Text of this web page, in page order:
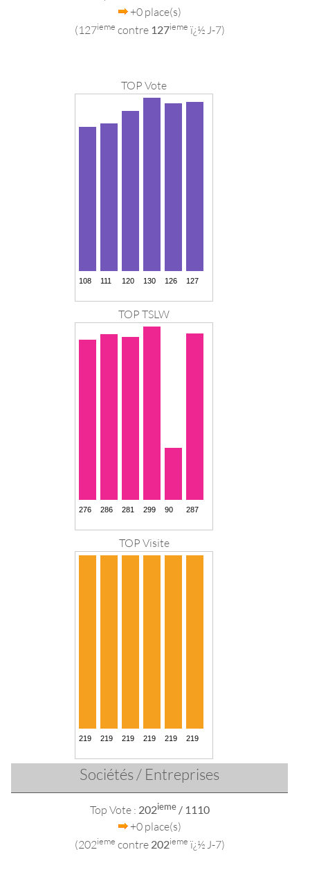
+0 place(s)
(127ieme contre 127ieme ï¿½ J-7)
TOP Vote
TOP TSLW
TOP Visite
Sociétés / Entreprises
Top Vote : 202ieme/ 1110
+0 place(s)
(202ieme contre 202ieme ï¿½ J-7)